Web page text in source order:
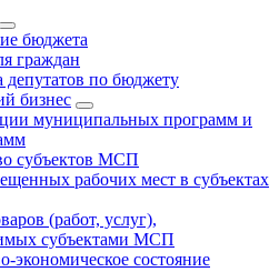
бюджета
граждан
депутатов по бюджету
бизнес
муниципальных программ и
субъектов МСП
рабочих мест в субъектах
(работ, услуг),
субъектами МСП
экономическое состояние